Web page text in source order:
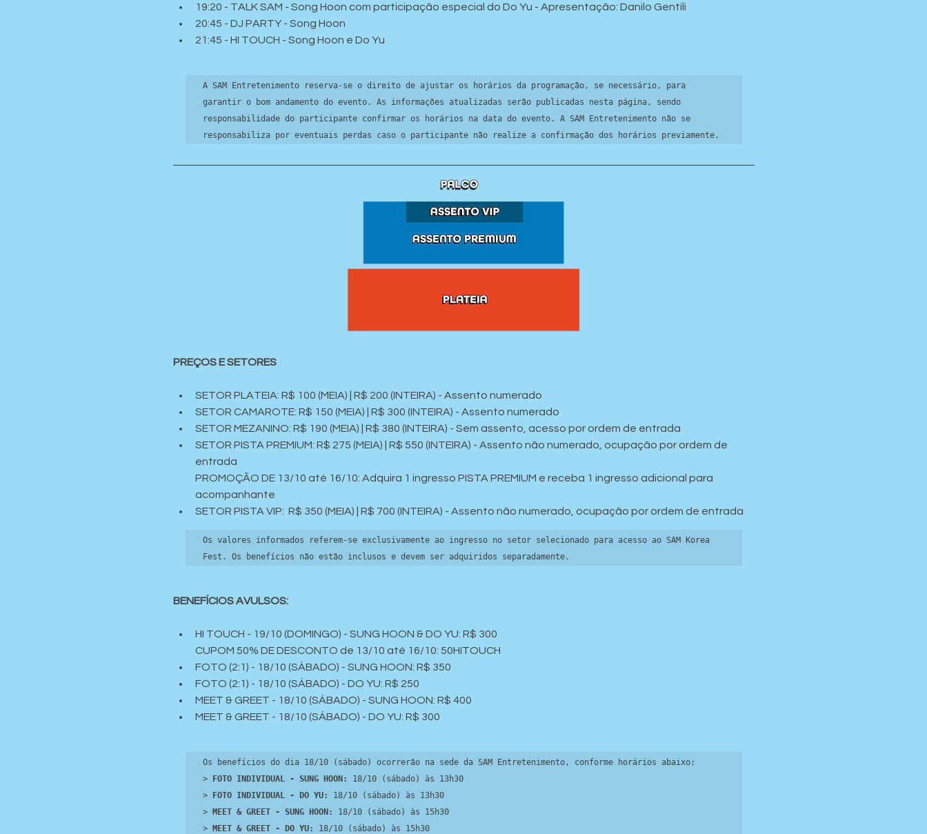
19:20 - TALK SAM - Song Hoon com participação especial do Do Yu - Apresentação: Danilo Gentili
20:45 - DJ PARTY - Song Hoon
21:45 - HI TOUCH - Song Hoon e Do Yu
A SAM Entretenimento reserva-se o direito de ajustar os horários da programação, se necessário, para
garantir o bom andamento do evento. As informações atualizadas serão publicadas nesta página, sendo
responsabilidade do participante confirmar os horários na data do evento. A SAM Entretenimento não se
responsabiliza por eventuais perdas caso o participante não realize a confirmação dos horários previamente.
PREÇOS E SETORES
SETOR PLATEIA: R$ 100 (MEIA) | R$ 200 (INTEIRA) - Assento numerado
SETOR CAMAROTE: R$ 150 (MEIA) | R$ 300 (INTEIRA) - Assento numerado
SETOR MEZANINO: R$ 190 (MEIA) | R$ 380 (INTEIRA) - Sem assento, acesso por ordem de entrada
SETOR PISTA PREMIUM: R$ 275 (MEIA) | R$ 550 (INTEIRA) - Assento não numerado, ocupação por ordem de
entrada
PROMOÇÃO DE 13/10 até 16/10: Adquira 1 ingresso PISTA PREMIUM e receba 1 ingresso adicional para
acompanhante
SETOR PISTA VIP:  R$ 350 (MEIA) | R$ 700 (INTEIRA) - Assento não numerado, ocupação por ordem de entrada
Os valores informados referem-se exclusivamente ao ingresso no setor selecionado para acesso ao SAM Korea
Fest. Os benefícios não estão inclusos e devem ser adquiridos separadamente.
BENEFÍCIOS AVULSOS:
HI TOUCH - 19/10 (DOMINGO) - SUNG HOON & DO YU: R$ 300
CUPOM 50% DE DESCONTO de 13/10 até 16/10: 50HITOUCH
FOTO (2:1) - 18/10 (SÁBADO) - SUNG HOON: R$ 350
FOTO (2:1) - 18/10 (SÁBADO) - DO YU: R$ 250
MEET & GREET - 18/10 (SÁBADO) - SUNG HOON: R$ 400
MEET & GREET - 18/10 (SÁBADO) - DO YU: R$ 300
Os benefícios do dia 18/10 (sábado) ocorrerão na sede da SAM Entretenimento, conforme horários abaixo:
> FOTO INDIVIDUAL - SUNG HOON:
18/10 (sábado) às 13h30
> FOTO INDIVIDUAL - DO YU:
18/10 (sábado) às 13h30
> MEET & GREET - SUNG HOON:
18/10 (sábado) às 15h30
> MEET & GREET - DO YU: 18/10 (sábado) às 15h30